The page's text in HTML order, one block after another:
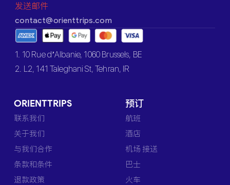
发送邮件
contact@orienttrips.com
1. 10 Rue d’Albanie, 1060 Brussels, BE
2. L2, 141 Taleghani St, Tehran, IR
ORIENTTRIPS
联系我们
关于我们
与我们合作
条款和条件
退款政策
预订
航班
酒店
机场 接送
巴士
火车